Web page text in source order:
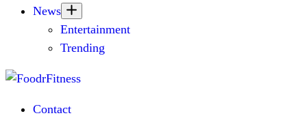
News
Entertainment
Trending
Contact